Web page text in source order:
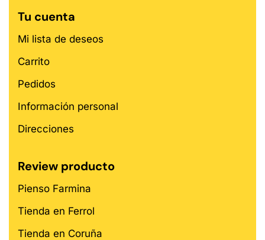
Tu cuenta
Mi lista de deseos
Carrito
Pedidos
Información personal
Direcciones
Review producto
Pienso Farmina
Tienda en Ferrol
Tienda en Coruña